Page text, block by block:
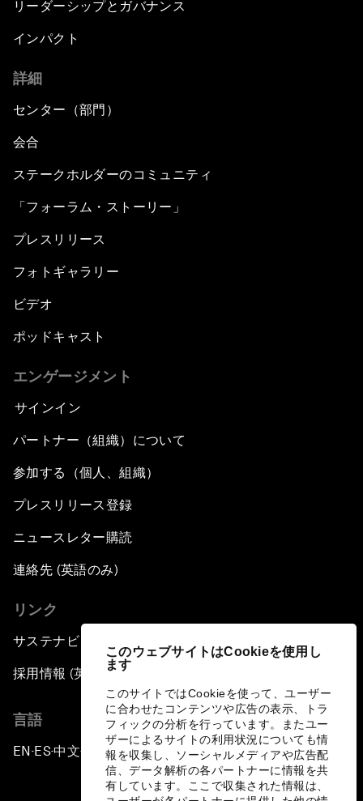
このウェブサイトはCookieを使用し
ます
このサイトではCookieを使って、ユーザー
に合わせたコンテンツや広告の表示、トラ
フィックの分析を行っています。またユー
ザーによるサイトの利用状況についても情
報を収集し、ソーシャルメディアや広告配
信、データ解析の各パートナーに情報を共
有しています。ここで収集された情報は、
リーダーシップとガバナンス
インパクト
詳細
センター（部門）
会合
ステークホルダーのコミュニティ
「フォーラム・ストーリー」
プレスリリース
フォトギャラリー
ビデオ
ポッドキャスト
エンゲージメント
サインイン
パートナー（組織）について
参加する（個人、組織）
プレスリリース登録
ニュースレター購読
連絡先 (英語のみ)
リンク
サステナビリティへの取り組み
採用情報 (英語のみ)
言語
EN ▪ES▪中文▪ 日本語